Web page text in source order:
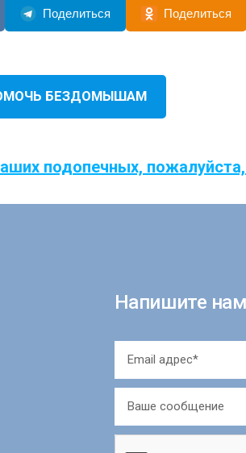
Поделиться Поделиться
БЕЗДОМЫШАМ
подопечных,
Напишите